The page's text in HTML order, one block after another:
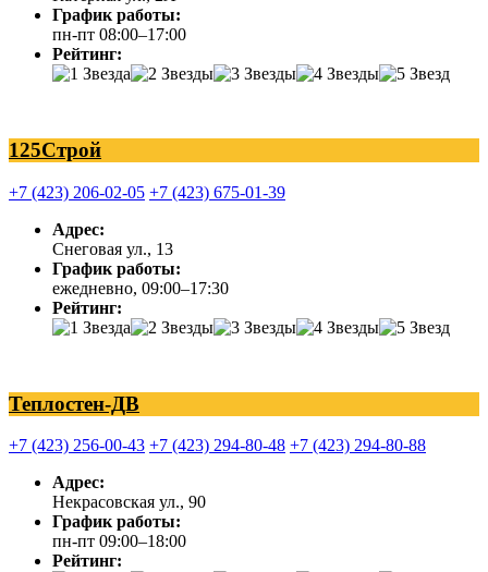
График работы:
пн-пт 08:00–17:00
Рейтинг:
125Строй
+7 (423) 206-02-05 +7 (423) 675-01-39
Адрес:
Снеговая ул., 13
График работы:
ежедневно, 09:00–17:30
Рейтинг:
Теплостен-ДВ
+7 (423) 256-00-43 +7 (423) 294-80-48 +7 (423) 294-80-88
Адрес:
Некрасовская ул., 90
График работы:
пн-пт 09:00–18:00
Рейтинг: